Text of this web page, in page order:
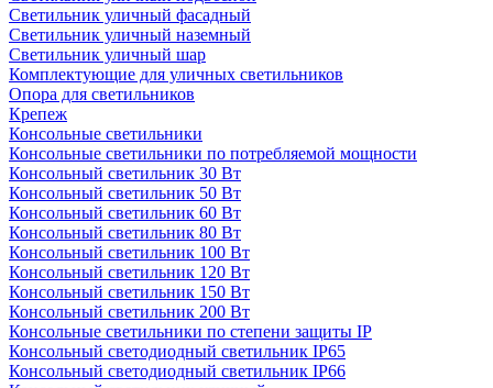
Светильник уличный фасадный
Светильник уличный наземный
Cветильник уличный шар
Комплектующие для уличных светильников
Опора для светильников
Крепеж
Консольные светильники
Консольные светильники по потребляемой мощности
Консольный светильник 30 Вт
Консольный светильник 50 Вт
Консольный светильник 60 Вт
Консольный светильник 80 Вт
Консольный светильник 100 Вт
Консольный светильник 120 Вт
Консольный светильник 150 Вт
Консольный светильник 200 Вт
Консольные светильники по степени защиты IP
Консольный светодиодный светильник IP65
Консольный светодиодный светильник IP66